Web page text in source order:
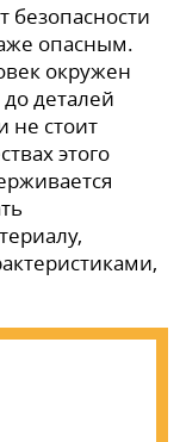
безопасности
опасным.
окружен
деталей
не стоит
этого